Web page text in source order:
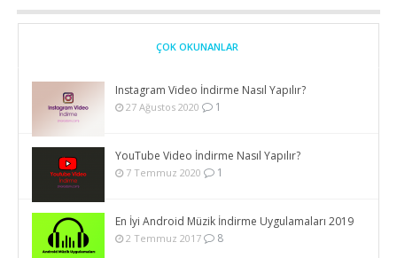
ÇOK OKUNANLAR
Instagram Video İndirme Nasıl Yapılır?
27 Ağustos 2020 1
YouTube Video İndirme Nasıl Yapılır?
7 Temmuz 2020 1
En İyi Android Müzik İndirme Uygulamaları 2019
2 Temmuz 2017 8